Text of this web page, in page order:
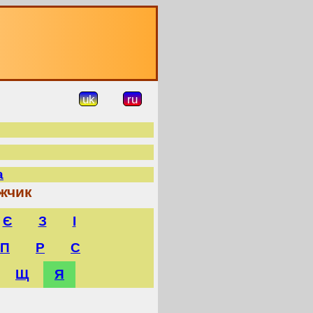
uk ru
Є З
І
П Р
С
Щ Я